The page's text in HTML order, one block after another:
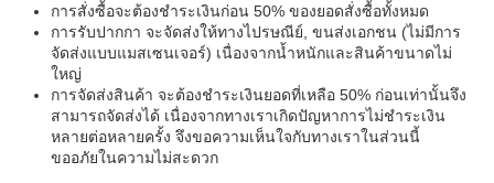
การสั่งซื้อจะต้องชำระเงินก่อน 50% ของยอดสั่งซื้อทั้งหมด
การรับปากกา จะจัดส่งให้ทางไปรษณีย์, ขนส่งเอกชน (ไม่มีการ
จัดส่งแบบแมสเซนเจอร์) เนื่องจากน้ำหนักและสินค้าขนาดไม่
ใหญ่
การจัดส่งสินค้า จะต้องชำระเงินยอดที่เหลือ 50% ก่อนเท่านั้นจึง
สามารถจัดส่งได้ เนื่องจากทางเราเกิดปัญหาการไม่ชำระเงิน
หลายต่อหลายครั้ง จึงขอความเห็นใจกับทางเราในส่วนนี้
ขออภัยในความไม่สะดวก